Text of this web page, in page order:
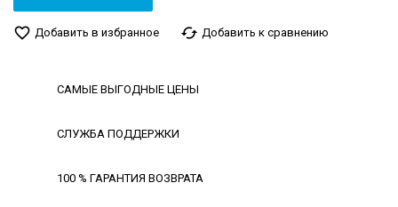
favorite_border Добавить в избранное cached Добавить к сравнению
САМЫЕ ВЫГОДНЫЕ ЦЕНЫ
СЛУЖБА ПОДДЕРЖКИ
100 % ГАРАНТИЯ ВОЗВРАТА